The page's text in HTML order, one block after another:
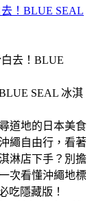
！BLUE SEAL
SEAL 冰淇
道地的日本美食
繩自由行，看著
淋店下手？別擔
次看懂沖繩地標
吃隱藏版！